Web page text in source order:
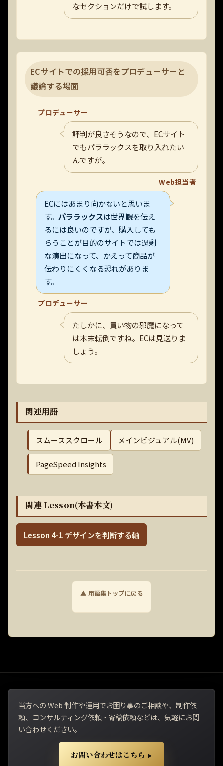
なセクションだけで試します。
ECサイトでの採用可否をプロデューサーと
議論する場面
プロデューサー
評判が良さそうなので、ECサイト
でもパララックスを取り入れたい
んですが。
Web担当者
ECにはあまり向かないと思いま
す。 パララックスは世界観を伝え
るには良いのですが、購入しても
らうことが目的のサイトでは過剰
な演出になって、かえって商品が
伝わりにくくなる恐れがありま
す。
プロデューサー
たしかに、買い物の邪魔になって
は本末転倒ですね。ECは見送りま
しょう。
関連用語
スムーススクロール メインビジュアル(MV)
PageSpeed Insights
関連 Lesson(本書本文)
Lesson 4-1 デザインを判断する軸
▲ 用語集トップに戻る
当方への Web 制作や運用でお困り事のご相談や、制作依
頼、コンサルティング依頼・寄稿依頼などは、気軽にお問
い合わせください。
お問い合わせはこちら ▶